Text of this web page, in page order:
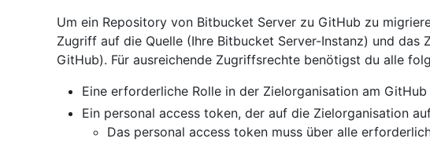
Um ein Repository von Bitbucket Server zu GitHub zu
Zugriff auf die Quelle (Ihre Bitbucket Server-Instanz) und das
GitHub). Für ausreichende Zugriffsrechte benötigst du alle
Eine erforderliche Rolle in der Zielorganisation am GitHub
Ein personal access token, der auf die Zielorganisation
Das personal access token muss über alle